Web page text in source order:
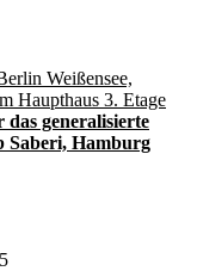
Weißensee,
Haupthaus 3. Etage
generalisierte
Saberi, Hamburg